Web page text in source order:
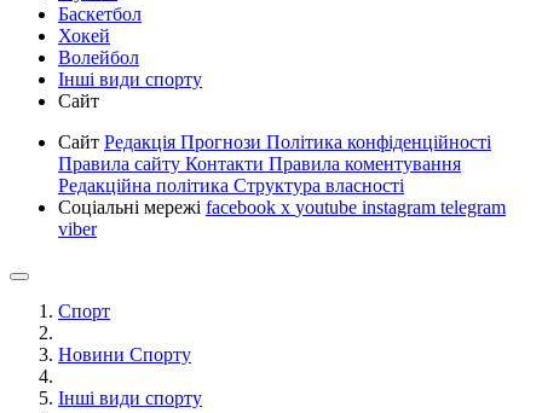
Баскетбол
Хокей
Волейбол
Інші види спорту
Сайт
Сайт Редакція Прогнози Політика конфіденційності
Правила сайту Контакти Правила коментування
Редакційна політика Структура власності
Соціальні мережі facebook x youtube instagram telegram
viber
Спорт
Новини Спорту
Інші види спорту